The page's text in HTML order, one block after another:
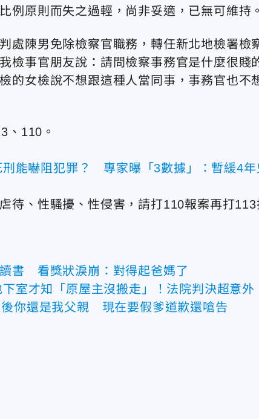
例原則而失之過輕，尚非妥適，已無可維持。
處陳男免除檢察官職務，轉任新北地檢署檢
檢事官朋友說：請問檢察事務官是什麼很賤
的女檢說不想跟這種人當同事，事務官也不
、110。
刑能嚇阻犯罪？ 專家曝「3數據」：暫緩4年
待、性騷擾、性侵害，請打110報案再打113
書 看獎狀淚崩：對得起爸媽了
室才知「原屋主沒搬走」！法院判決超意外
你還是我父親 現在要假爹道歉還嗆告